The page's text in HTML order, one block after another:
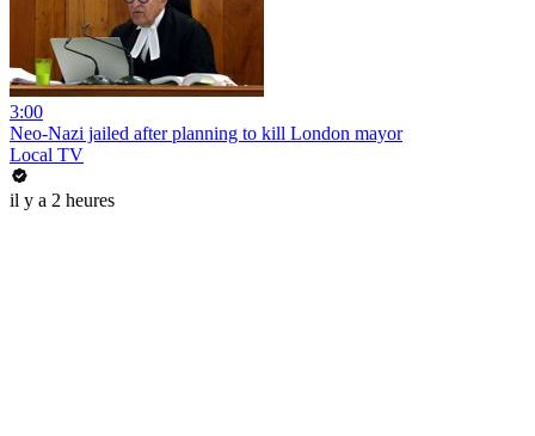
3:00
Neo-Nazi jailed after planning to kill London mayor
Local TV
il y a 2 heures